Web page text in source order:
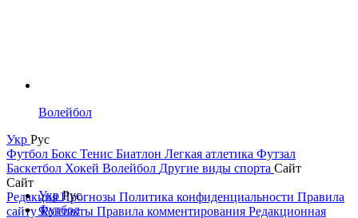
Волейбол
Укр Рус
Футбол Бокс Тенис Биатлон Легкая атлетика Футзал
Баскетбол Хокей Волейбол Другие виды спорта Сайт
Сайт
РедакцияПрогнозы Политика конфиденциальности Правила
сайтуКонтакты Правила комментирования Редакционная
УкрРус
Футбол